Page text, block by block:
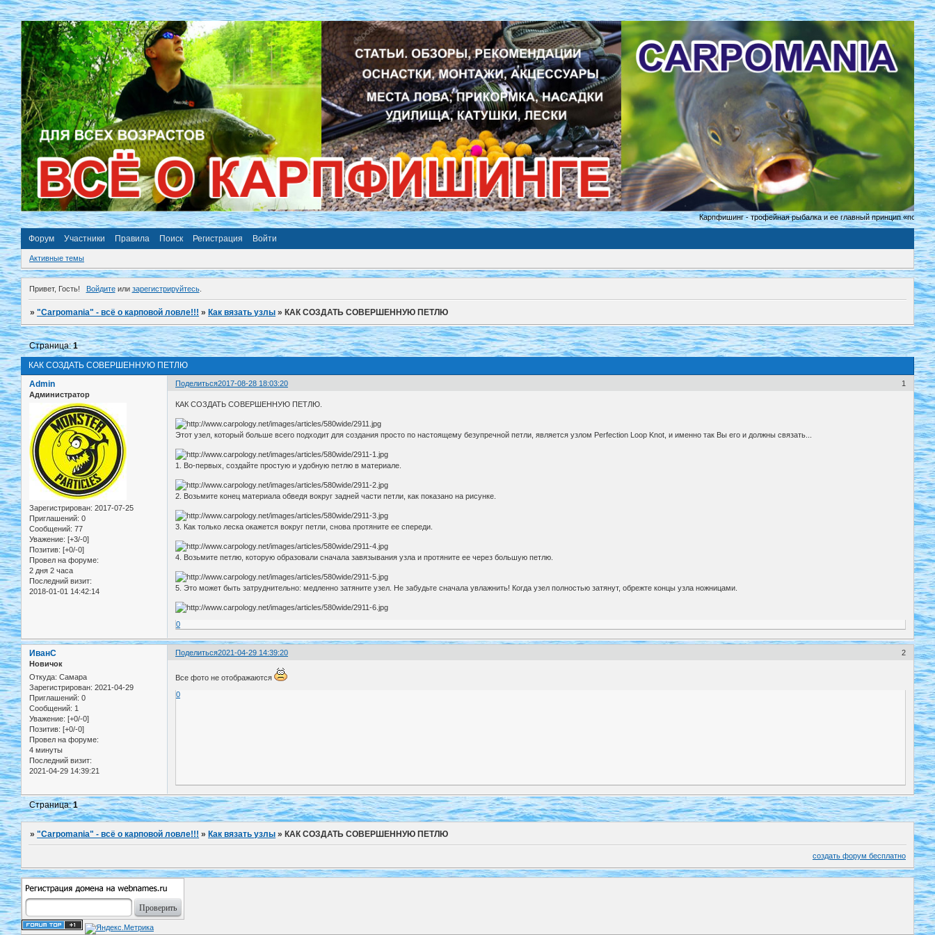
Карпфишинг - трофейная рыбалка и ее главный принцип «поймал -
Форум Участники Правила Поиск Регистрация Войти
Активные темы
Привет, Гость! Войдитеили зарегистрируйтесь.
»"Carpomania" - всё о карповой ловле!!! »Как вязать узлы »КАК СОЗДАТЬ СОВЕРШЕННУЮ ПЕТЛЮ
КАК СОЗДАТЬ СОВЕРШЕННУЮ ПЕТЛЮ
Страница:1
Поделиться 1
2017-08-28 18:03:20
Admin
Администратор
Зарегистрирован: 2017-07-25
Приглашений: 0
Сообщений: 77
Уважение: [+3/-0]
Позитив: [+0/-0]
Провел на форуме:
2 дня 2 часа
Последний визит:
2018-01-01 14:42:14
КАК СОЗДАТЬ СОВЕРШЕННУЮ ПЕТЛЮ.
Этот узел, который больше всего подходит для создания просто по настоящему безупречной петли, является узлом Perfection Loop Knot, и именно так Вы его и должны связать...
1. Во-первых, создайте простую и удобную петлю в материале.
2. Возьмите конец материала обведя вокруг задней части петли, как показано на рисунке.
3. Как только леска окажется вокруг петли, снова протяните ее спереди.
4. Возьмите петлю, которую образовали сначала завязывания узла и протяните ее через большую петлю.
5. Это может быть затруднительно: медленно затяните узел. Не забудьте сначала увлажнить! Когда узел полностью затянут, обрежте концы узла ножницами.
0
Поделиться 2
2021-04-29 14:39:20
ИванС
Новичок
Откуда: Самара
Зарегистрирован: 2021-04-29
Приглашений: 0
Сообщений: 1
Уважение: [+0/-0]
Позитив: [+0/-0]
Провел на форуме:
4 минуты
Последний визит:
2021-04-29 14:39:21
Все фото не отображаются
0
Страница:1
»"Carpomania" - всё о карповой ловле!!! » Как вязать узлы » КАК СОЗДАТЬ СОВЕРШЕННУЮ ПЕТЛЮ
создать форум бесплатно